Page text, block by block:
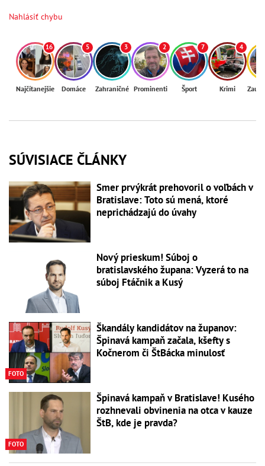
Nahlásiť chybu
16
Najčítanejšie
5
Domáce
3
Zahraničné
2
Prominenti
7
Šport
4
Krimi
SÚVISIACE ČLÁNKY
Smer prvýkrát prehovoril o voľbách v
Bratislave: Toto sú mená, ktoré
neprichádzajú do úvahy
Nový prieskum! Súboj o
bratislavského župana: Vyzerá to na
súboj Ftáčnik a Kusý
FOTO
Škandály kandidátov na županov:
Špinavá kampaň začala, kšefty s
Kočnerom či ŠtBácka minulosť
FOTO
Špinavá kampaň v Bratislave! Kusého
rozhnevali obvinenia na otca v kauze
ŠtB, kde je pravda?